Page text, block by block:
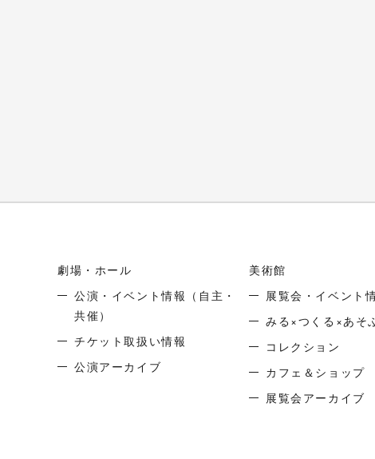
劇場・ホール
公演・イベント情報 （自主・
共催）
チケット取扱い情報
公演アーカイブ
美術館
展覧会・イベント
みる×つくる×あそ
コレクション
カフェ＆ショップ
展覧会アーカイブ